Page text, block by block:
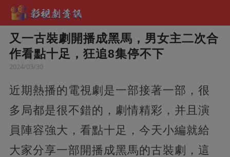
又一古裝劇開播成黑馬，男女主二次合
作看點十足，狂追8集停不下
2024/03/30
近期熱播的電視劇是一部接著一部，很
多局都是很不錯的，劇情精彩，并且演
員陣容強大，看點十足，今天小編就給
大家分享一部開播成黑馬的古裝劇，這